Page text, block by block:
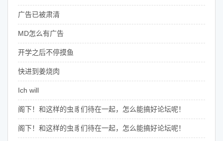
广告已被肃清
MD怎么有广告
开学之后不停摸鱼
快进到姜烧肉
Ich will
阁下！和这样的虫豸们待在一起，怎么能搞好论坛呢！
阁下！和这样的虫豸们待在一起，怎么能搞好论坛呢！